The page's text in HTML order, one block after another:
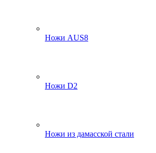
Ножи AUS8
Ножи D2
Ножи из дамасской стали